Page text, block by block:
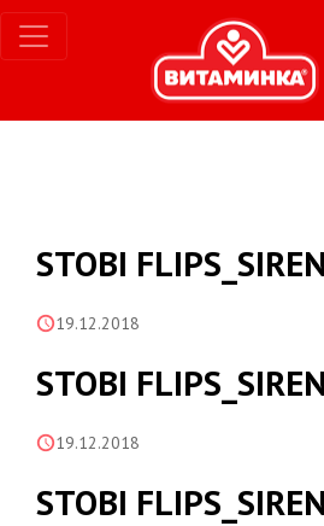
STOBI
19.12.2018
STOBI
19.12.2018
STOBI